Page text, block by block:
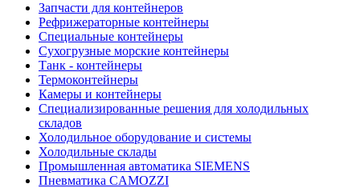
Запчасти для контейнеров
Рефрижераторные контейнеры
Специальные контейнеры
Сухогрузные морские контейнеры
Танк - контейнеры
Термоконтейнеры
Камеры и контейнеры
Специализированные решения для холодильных
складов
Холодильное оборудование и системы
Холодильные склады
Промышленная автоматика SIEMENS
Пневматика CAMOZZI